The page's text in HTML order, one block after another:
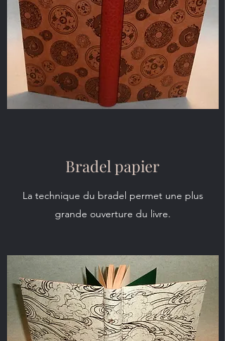
Bradel papier
La technique du bradel permet une plus
grande ouverture du livre.